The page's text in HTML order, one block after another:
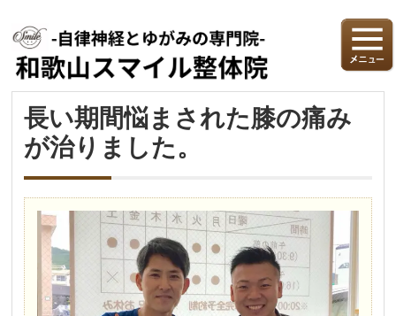
長い期間悩まされた膝の痛み
が治りました。